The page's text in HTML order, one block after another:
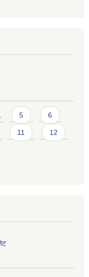
5 6
11
12